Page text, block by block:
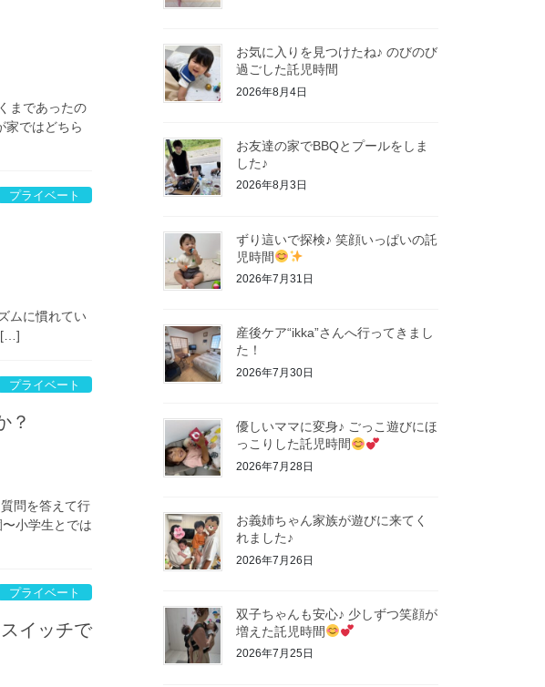
まであったの
家ではどちら
プライベート
ムに慣れてい
[…]
プライベート
？
問を答えて行
小学生とでは
プライベート
イッチで
お気に入りを見つけたね♪ のびのび
過ごした託児時間
2026年8月4日
お友達の家でBBQとプールをしま
した♪
2026年8月3日
ずり這いで探検♪ 笑顔いっぱいの託
児時間
2026年7月31日
産後ケア“ikka”さんへ行ってきまし
た！
2026年7月30日
優しいママに変身♪ ごっこ遊びにほ
っこりした託児時間
2026年7月28日
お義姉ちゃん家族が遊びに来てく
れました♪
2026年7月26日
双子ちゃんも安心♪ 少しずつ笑顔が
増えた託児時間
2026年7月25日